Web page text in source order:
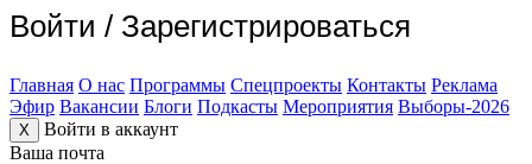
Войти / Зарегистрироваться
Главная О нас Программы Спецпроекты Контакты Реклама
Эфир Вакансии Блоги Подкасты Мероприятия Выборы-2026
X
Войти в аккаунт
Ваша почта